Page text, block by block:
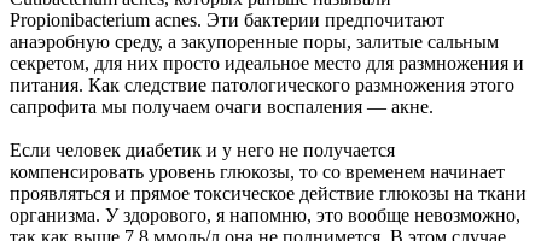
Propionibacterium acnes. Эти бактерии предпочитают
анаэробную среду, а закупоренные поры, залитые сальным
секретом, для них просто идеальное место для размножения и
питания. Как следствие патологического размножения этого
сапрофита мы получаем очаги воспаления — акне.
Если человек диабетик и у него не получается
компенсировать уровень глюкозы, то со временем начинает
проявляться и прямое токсическое действие глюкозы на ткани
организма. У здорового, я напомню, это вообще невозможно,
так как выше 7,8 ммоль/л она не поднимется. В этом случае